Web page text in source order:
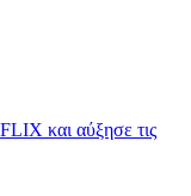
και αύξησε τις